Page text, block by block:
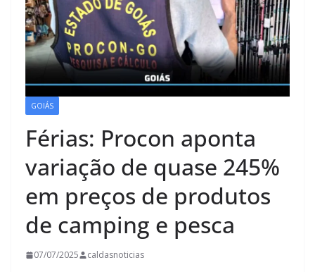
GOIÁS
Férias: Procon aponta
variação de quase 245%
em preços de produtos
de camping e pesca
07/07/2025 caldasnoticias